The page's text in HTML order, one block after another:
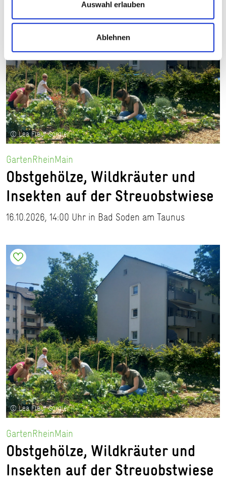
Auswahl erlauben
Ablehnen
© Lea Fleur Sorgler
GartenRheinMain
Obstgehölze, Wildkräuter und
Insekten auf der Streuobstwiese
16.10.2026, 14:00 Uhr in Bad Soden am Taunus
© Lea Fleur Sorgler
GartenRheinMain
Obstgehölze, Wildkräuter und
Insekten auf der Streuobstwiese